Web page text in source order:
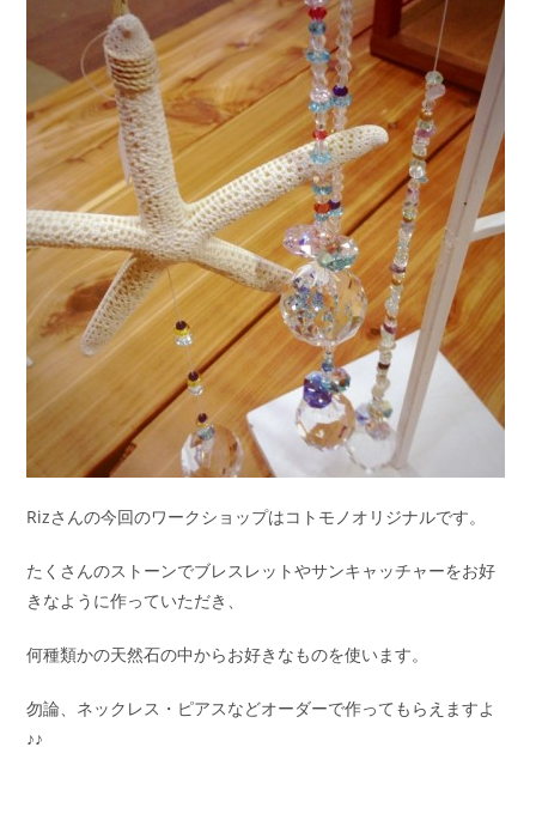
Rizさんの今回のワークショップはコトモノオリジナルです。
たくさんのストーンでブレスレットやサンキャッチャーをお好
きなように作っていただき、
何種類かの天然石の中からお好きなものを使います。
勿論、ネックレス・ピアスなどオーダーで作ってもらえますよ
♪♪